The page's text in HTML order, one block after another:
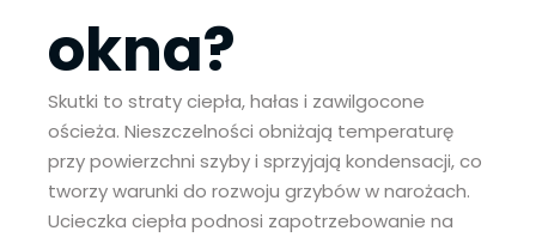
okna?
Skutki to straty ciepła, hałas i zawilgocone
ościeża. Nieszczelności obniżają temperaturę
przy powierzchni szyby i sprzyjają kondensacji, co
tworzy warunki do rozwoju grzybów w narożach.
Ucieczka ciepła podnosi zapotrzebowanie na